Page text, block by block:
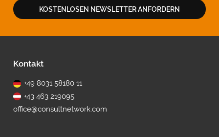
KOSTENLOSEN NEWSLETTER ANFORDERN
Fußbereich
Kontakt
+49 8031 58180 11
+43 463 219095
office@consultnetwork.com